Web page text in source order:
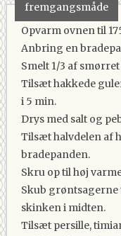
fremgangsmåde
Opvarm ovnen til
Anbring en
Smelt 1/3 af
Tilsæt hakkede
i 5 min.
Drys med salt og
Tilsæt halvdelen af
bradepanden.
Skru op til høj
Skub grøntsagerne
skinken i midten.
Tilsæt persille,